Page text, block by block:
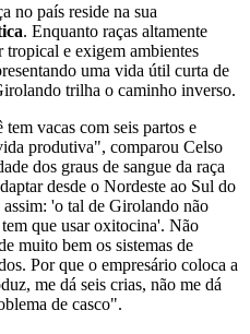
no país reside na sua
. Enquanto raças altamente
tropical e exigem ambientes
uma vida útil curta de
trilha o caminho inverso.
vacas com seis partos e
produtiva", comparou Celso
dos graus de sangue da raça
desde o Nordeste ao Sul do
'o tal de Girolando não
que usar oxitocina'. Não
muito bem os sistemas de
Por que o empresário coloca a
me dá seis crias, não me dá
de casco".